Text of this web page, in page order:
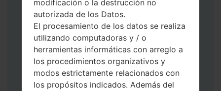
modificación o la destrucción no
autorizada de los Datos.
El procesamiento de los datos se realiza
utilizando computadoras y / o
herramientas informáticas con arreglo a
los procedimientos organizativos y
modos estrictamente relacionados con
los propósitos indicados. Además del